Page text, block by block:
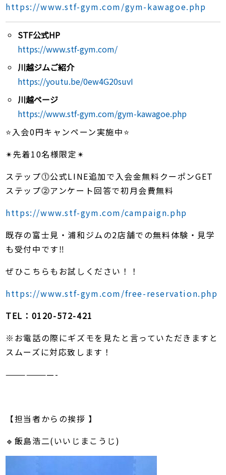
https://www.stf-gym.com/gym-kawagoe.php
STF公式HP
https://www.stf-gym.com/
川越ジムご紹介
https://youtu.be/0ew4G20suvI
川越ページ
https://www.stf-gym.com/gym-kawagoe.php
⭐️入会0円キャンペーン実施中⭐️
✴︎先着10名様限定✴︎
ステップ⓵公式LINE追加で入会金無料クーポンGET
ステップ⓶アンケート回答で初月会費無料
https://www.stf-gym.com/campaign.php
既存の富士見・浦和ジムの2店舗での無料体験・見学
も受付中です‼️
ぜひこちらもお試しください！！
https://www.stf-gym.com/free-reservation.php
TEL：0120-572-421
※お電話の際にギズモを見たと言っていただきますと
スムーズに対応致します！
———————-
【担当者からの挨拶 】
🔹飯島浩二(いいじまこうじ)